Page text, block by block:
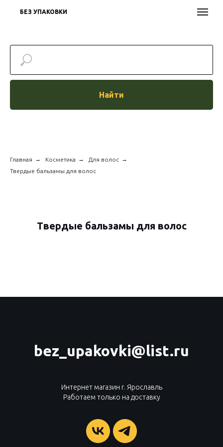
БЕЗ УПАКОВКИ
Найти
Главная → Косметика → Для волос →
Твердые бальзамы для волос
Твердые бальзамы для волос
bez_upakovki@list.ru
Интернет магазин г. Ярославль
Работаем только на доставку